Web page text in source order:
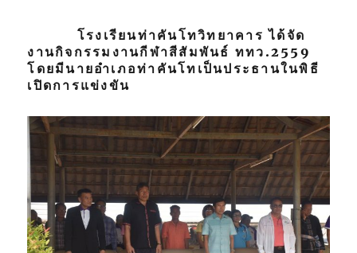
โรงเรียนท่าคันโทวิทยาคาร ได้จัด
งานกิจกรรมงานกีฬาสีสัมพันธ์ ททว.2559
โดยมีนายอำเภอท่าคันโทเป็นประธานในพิธี
เปิดการแข่งขัน